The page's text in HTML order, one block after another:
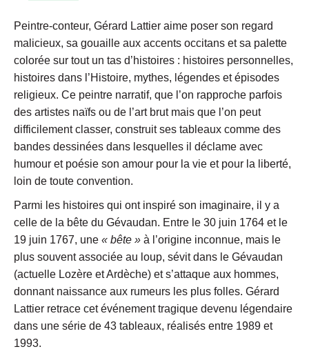
Peintre-conteur, Gérard Lattier aime poser son regard
malicieux, sa gouaille aux accents occitans et sa palette
colorée sur tout un tas d’histoires : histoires personnelles,
histoires dans l’Histoire, mythes, légendes et épisodes
religieux. Ce peintre narratif, que l’on rapproche parfois
des artistes naïfs ou de l’art brut mais que l’on peut
difficilement classer, construit ses tableaux comme des
bandes dessinées dans lesquelles il déclame avec
humour et poésie son amour pour la vie et pour la liberté,
loin de toute convention.
Parmi les histoires qui ont inspiré son imaginaire, il y a
celle de la bête du Gévaudan. Entre le 30 juin 1764 et le
19 juin 1767, une « bête » à l’origine inconnue, mais le
plus souvent associée au loup, sévit dans le Gévaudan
(actuelle Lozère et Ardèche) et s’attaque aux hommes,
donnant naissance aux rumeurs les plus folles. Gérard
Lattier retrace cet événement tragique devenu légendaire
dans une série de 43 tableaux, réalisés entre 1989 et
1993.